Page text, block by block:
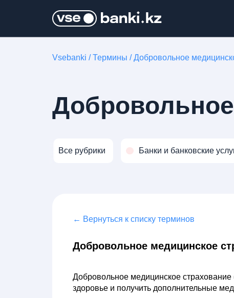
Vsebanki /Термины /Добровольное
Все рубрики Банки и банковские
← Вернуться к списку терминов
Добровольное медицинское
Добровольное медицинское
здоровье и получить дополнительные